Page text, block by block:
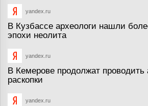
yandex.ru
В Кузбассе археологи нашли
эпохи неолита
yandex.ru
В Кемерове продолжат проводить
раскопки
yandex.ru